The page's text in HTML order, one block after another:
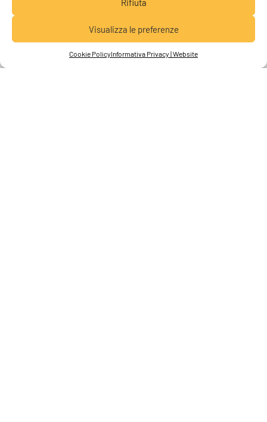
Visualizza le preferenze
Cookie PolicyInformativa Privacy | Website
Lavora con noi
MIXED MODEL